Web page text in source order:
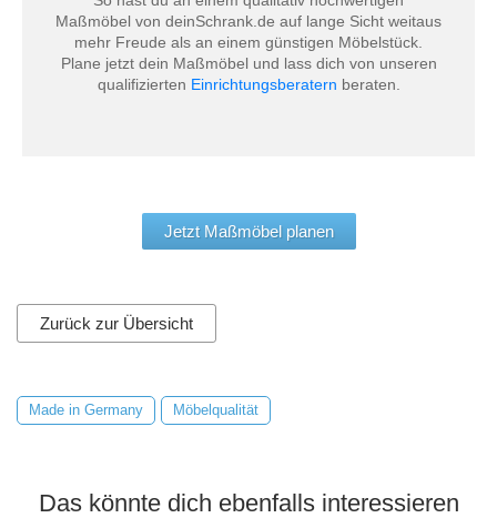
Maßmöbel von deinSchrank.de auf lange Sicht weitaus
mehr Freude als an einem günstigen Möbelstück.
Plane jetzt dein Maßmöbel und lass dich von unseren
qualifizierten Einrichtungsberatern beraten.
Jetzt Maßmöbel planen
Zurück zur Übersicht
Made in Germany Möbelqualität
Das könnte dich ebenfalls interessieren